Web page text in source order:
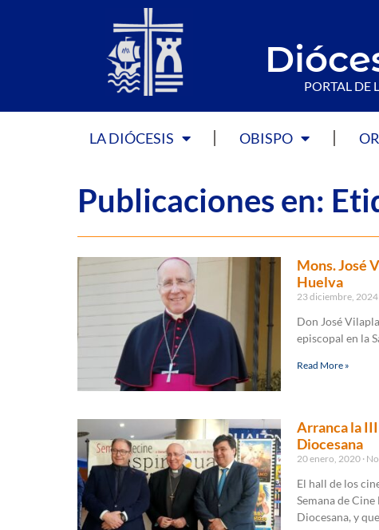
PORTAL DE
LA DIÓCESIS OBISPO
Publicaciones en:
Mons. José
Huelva
23 diciembre, 2024
Don José
episcopal en la
Read More »
Arranca la
Diocesana
20 enero, 2020
El hall de los
Semana de
Diocesana, y que